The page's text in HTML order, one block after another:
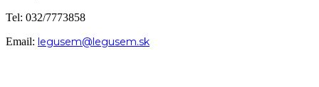
Tel: 032/7773858
Email: legusem@legusem.sk